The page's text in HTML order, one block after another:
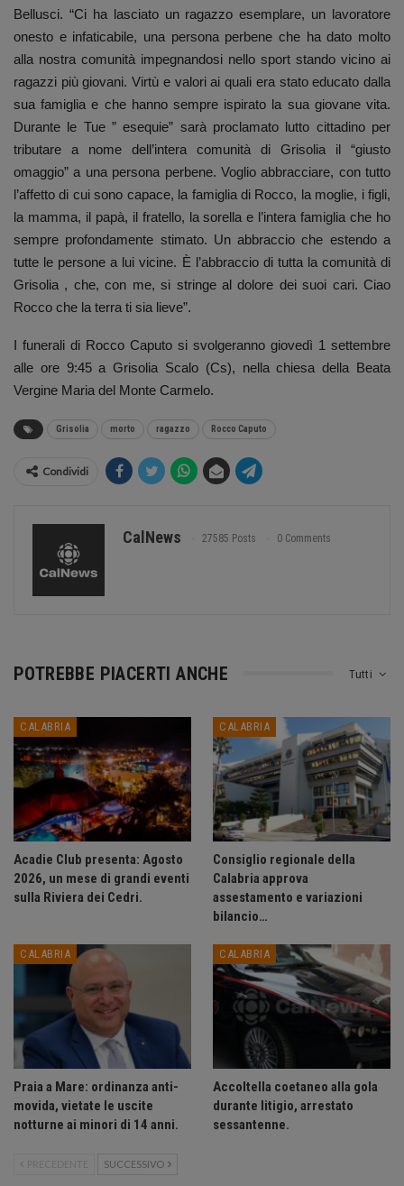
Bellusci. “Ci ha lasciato un ragazzo esemplare, un lavoratore
onesto e infaticabile, una persona perbene che ha dato molto
alla nostra comunità impegnandosi nello sport stando vicino ai
ragazzi più giovani. Virtù e valori ai quali era stato educato dalla
sua famiglia e che hanno sempre ispirato la sua giovane vita.
Durante le Tue ” esequie” sarà proclamato lutto cittadino per
tributare a nome dell’intera comunità di Grisolia il “giusto
omaggio” a una persona perbene. Voglio abbracciare, con tutto
l’affetto di cui sono capace, la famiglia di Rocco, la moglie, i figli,
la mamma, il papà, il fratello, la sorella e l’intera famiglia che ho
sempre profondamente stimato. Un abbraccio che estendo a
tutte le persone a lui vicine. È l’abbraccio di tutta la comunità di
Grisolia , che, con me, si stringe al dolore dei suoi cari. Ciao
Rocco che la terra ti sia lieve”.
I funerali di Rocco Caputo si svolgeranno giovedì 1 settembre
alle ore 9:45 a Grisolia Scalo (Cs), nella chiesa della Beata
Vergine Maria del Monte Carmelo.
Grisolia morto ragazzo Rocco Caputo
Condividi
CalNews 27585 Posts 0 Comments
Tutti
POTREBBE PIACERTI ANCHE
CALABRIA
Acadie Club presenta: Agosto
2026, un mese di grandi eventi
sulla Riviera dei Cedri.
CALABRIA
Consiglio regionale della
Calabria approva
assestamento e variazioni
bilancio…
CALABRIA
Praia a Mare: ordinanza anti-
movida, vietate le uscite
notturne ai minori di 14 anni.
CALABRIA
Accoltella coetaneo alla gola
durante litigio, arrestato
sessantenne.
PRECEDENTE SUCCESSIVO